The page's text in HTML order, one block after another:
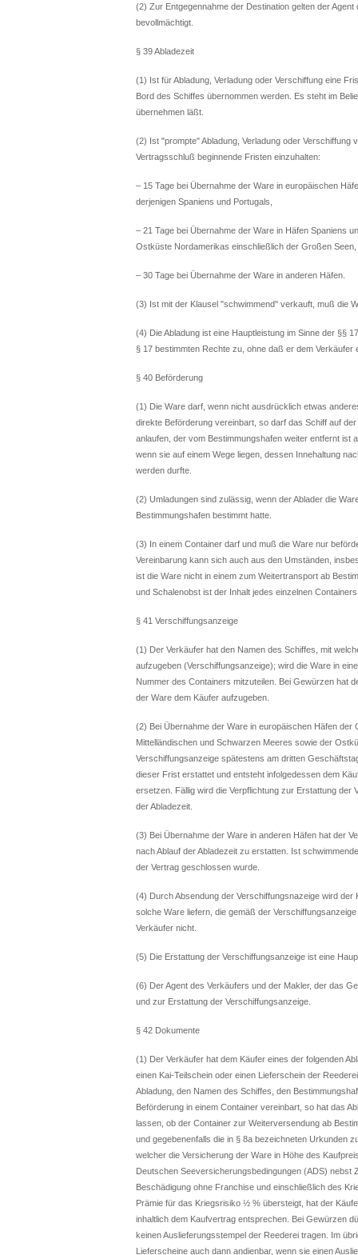
(2) Zur Entgegennahme der Destination gelten der
bevollmächtigt.
§ 39 Abladezeit
(1) Ist für Abladung, Verladung oder Verschiffung eine
Bord des Schiffes übernommen werden. Es steht im
übernehmen läßt.
(2) Ist "prompte" Abladung, Verladung oder
Vertragsschluß beginnende Fristen einzuhalten:
– 15 Tage bei Übernahme der Ware in europäischen
derjenigen Spaniens und Portugals,
– 21 Tage bei Übernahme der Ware in Häfen Spaniens
Ostküste Nordamerikas einschließlich der Großen Seen,
– 30 Tage bei Übernahme der Ware in anderen Häfen.
(3) Ist mit der Klausel "schwimmend" verkauft, muß die
(4) Die Abladung ist eine Hauptleistung im Sinne der §§
§ 17 bestimmten Rechte zu, ohne daß er dem
§ 40 Beförderung
(1) Die Ware darf, wenn nicht ausdrücklich etwas
direkte Beförderung vereinbart, so darf das Schiff auf
anlaufen, der vom Bestimmungshafen weiter entfernt ist
wenn sie auf einem Wege liegen, dessen Innehaltung
werden durfte.
(2) Umladungen sind zulässig, wenn der Ablader die
Bestimmungshafen bestimmt hatte.
(3) In einem Container darf und muß die Ware nur
Vereinbarung kann sich auch aus den Umständen,
ist die Ware nicht in einem zum Weitertransport ab
und Schalenobst ist der Inhalt jedes einzelnen
§ 41 Verschiffungsanzeige
(1) Der Verkäufer hat den Namen des Schiffes, mit
aufzugeben (Verschiffungsanzeige); wird die Ware in
Nummer des Containers mitzuteilen. Bei Gewürzen hat
der Ware dem Käufer aufzugeben.
(2) Bei Übernahme der Ware in europäischen Häfen
Mittelländischen und Schwarzen Meeres sowie der
Verschiffungsanzeige spätestens am dritten
dieser Frist erstattet und entsteht infolgedessen dem
ersetzen. Fällig wird die Verpflichtung zur Erstattung
der Abladezeit.
(3) Bei Übernahme der Ware in anderen Häfen hat der
nach Ablauf der Abladezeit zu erstatten. Ist
der Vertrag geschlossen wurde.
(4) Durch Absendung der Verschiffungsnazeige wird
solche Ware liefern, die gemäß der
Verkäufer nicht.
(5) Die Erstattung der Verschiffungsanzeige ist eine
(6) Der Agent des Verkäufers und der Makler, der das
und zur Erstattung der Verschiffungsanzeige.
§ 42 Dokumente
(1) Der Verkäufer hat dem Käufer eines der folgenden
einen Kai-Teilschein oder einen Lieferschein der
Abladung, den Namen des Schiffes, den
Beförderung in einem Container vereinbart, so hat das
lassen, ob der Container zur Weiterversendung ab
und gegebenenfalls die in § 8a bezeichneten Urkunden
welcher die Versicherung der Ware in Höhe des
Deutschen Seeversicherungsbedingungen (ADS)
Beschädigung ohne Franchise und einschließlich des
Prämie für das Kriegsrisiko ½ % übersteigt, hat der
inhaltlich dem Kaufvertrag entsprechen. Bei Gewürzen
keinen Auslieferungsstempel der Reederei tragen. Im
Lieferscheine auch dann andienbar, wenn sie einen